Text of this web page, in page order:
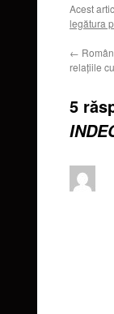
Acest
legătura
←
relațiile
5